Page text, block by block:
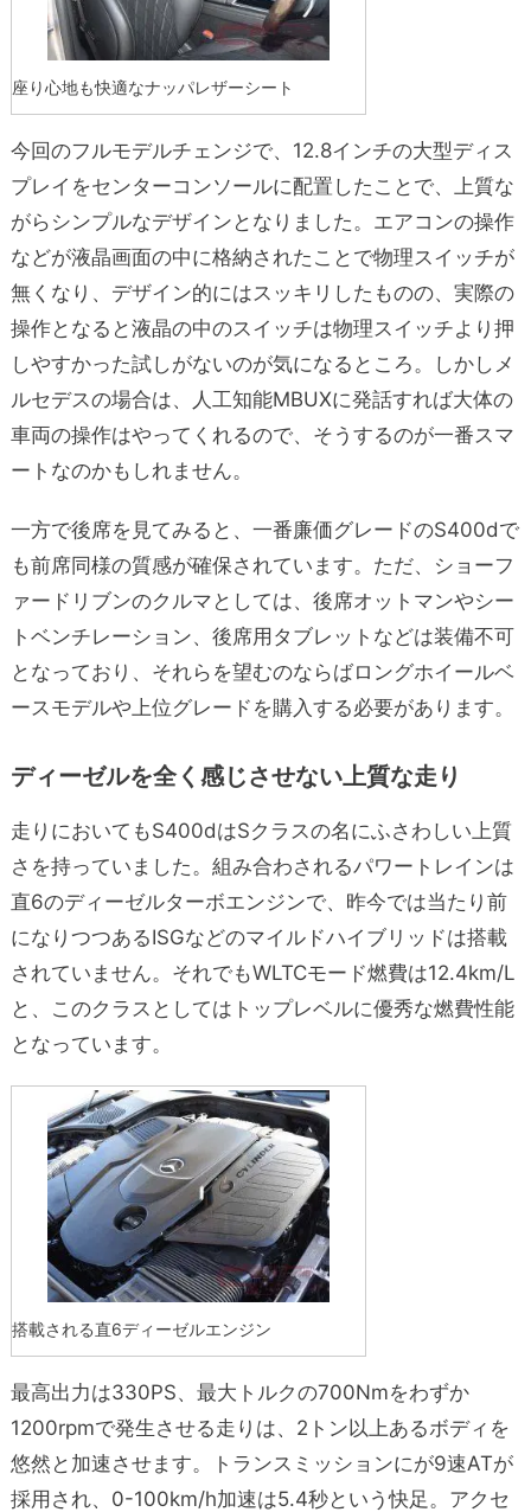
座り心地も快適なナッパレザーシート
今回のフルモデルチェンジで、12.8インチの大型ディス
プレイをセンターコンソールに配置したことで、上質な
がらシンプルなデザインとなりました。エアコンの操作
などが液晶画面の中に格納されたことで物理スイッチが
無くなり、デザイン的にはスッキリしたものの、実際の
操作となると液晶の中のスイッチは物理スイッチより押
しやすかった試しがないのが気になるところ。しかしメ
ルセデスの場合は、人工知能MBUXに発話すれば大体の
車両の操作はやってくれるので、そうするのが一番スマ
ートなのかもしれません。
一方で後席を見てみると、一番廉価グレードのS400dで
も前席同様の質感が確保されています。ただ、ショーフ
ァードリブンのクルマとしては、後席オットマンやシー
トベンチレーション、後席用タブレットなどは装備不可
となっており、それらを望むのならばロングホイールベ
ースモデルや上位グレードを購入する必要があります。
ディーゼルを全く感じさせない上質な走り
走りにおいてもS400dはSクラスの名にふさわしい上質
さを持っていました。組み合わされるパワートレインは
直6のディーゼルターボエンジンで、昨今では当たり前
になりつつあるISGなどのマイルドハイブリッドは搭載
されていません。それでもWLTCモード燃費は12.4km/L
と、このクラスとしてはトップレベルに優秀な燃費性能
となっています。
搭載される直6ディーゼルエンジン
最高出力は330PS、最大トルクの700Nmをわずか
1200rpmで発生させる走りは、2トン以上あるボディを
悠然と加速させます。トランスミッションにが9速ATが
採用され、0-100km/h加速は5.4秒という快足。アクセ